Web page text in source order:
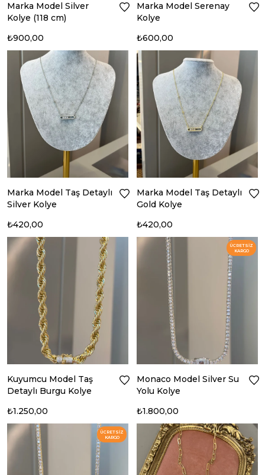
Marka Model Silver
Kolye (118 cm)
₺900,00
Marka Model Serenay
Kolye
₺600,00
Marka Model Taş Detaylı
Silver Kolye
₺420,00
Marka Model Taş Detaylı
Gold Kolye
₺420,00
Kuyumcu Model Taş
Detaylı Burgu Kolye
₺1.250,00
Monaco Model Silver Su
Yolu Kolye
₺1.800,00
ÜCRETSIZ
KARGO
ÜCRETSIZ
KARGO